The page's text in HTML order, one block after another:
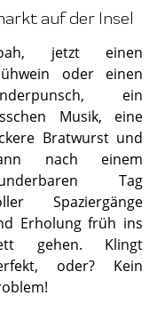
auf der Insel
jetzt einen
oder einen
ein
Musik, eine
Bratwurst und
nach einem
Tag
Spaziergänge
Erholung früh ins
gehen. Klingt
oder? Kein